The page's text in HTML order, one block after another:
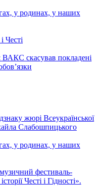
у родинах, у наших
Честі
ВАКС скасував покладені
жюрі Всеукраїнської
Слабошпицького
у родинах, у наших
фестиваль-
Честі і Гідності».